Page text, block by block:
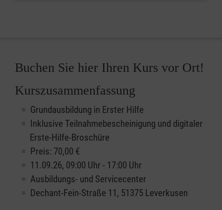
Buchen Sie hier Ihren Kurs vor Ort!
Kurszusammenfassung
Grundausbildung in Erster Hilfe
Inklusive Teilnahmebescheinigung und digitaler
Erste-Hilfe-Broschüre
Preis: 70,00 €
11.09.26, 09:00 Uhr - 17:00 Uhr
Ausbildungs- und Servicecenter
Dechant-Fein-Straße 11, 51375 Leverkusen